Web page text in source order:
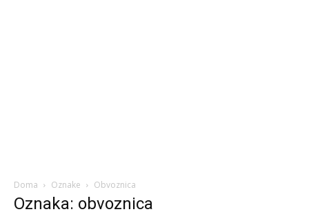
Doma Oznake Obvoznica
Oznaka: obvoznica